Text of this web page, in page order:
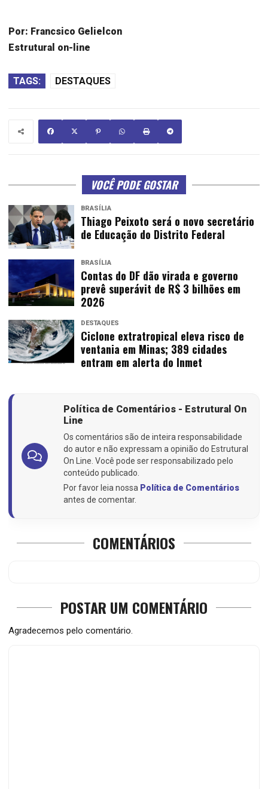
Por: Francsico Gelielcon
Estrutural on-line
TAGS: DESTAQUES
VOCÊ PODE GOSTAR
BRASÍLIA
Thiago Peixoto será o novo secretário
de Educação do Distrito Federal
BRASÍLIA
Contas do DF dão virada e governo
prevê superávit de R$ 3 bilhões em
2026
DESTAQUES
Ciclone extratropical eleva risco de
ventania em Minas; 389 cidades
entram em alerta do Inmet
Política de Comentários - Estrutural On
Line
Os comentários são de inteira responsabilidade
do autor e não expressam a opinião do Estrutural
On Line. Você pode ser responsabilizado pelo
conteúdo publicado.
Por favor leia nossa Política de Comentários
antes de comentar.
COMENTÁRIOS
POSTAR UM COMENTÁRIO
Agradecemos pelo comentário.